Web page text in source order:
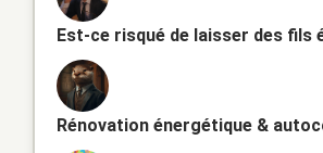
Est-ce risqué de laisser des fils
Rénovation énergétique &